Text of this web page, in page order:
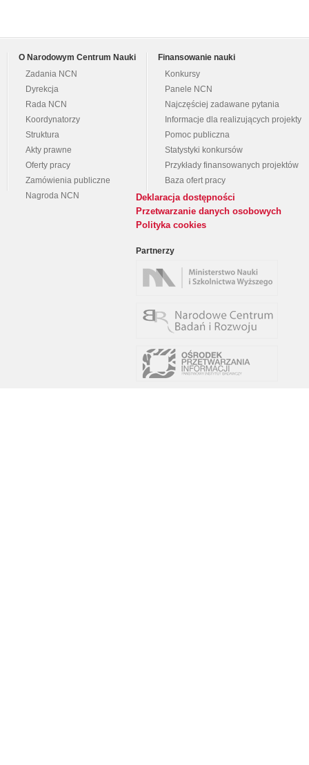
O Narodowym Centrum Nauki
Zadania NCN
Dyrekcja
Rada NCN
Koordynatorzy
Struktura
Akty prawne
Oferty pracy
Zamówienia publiczne
Nagroda NCN
Finansowanie nauki
Konkursy
Panele NCN
Najczęściej zadawane pytania
Informacje dla realizujących projekty
Pomoc publiczna
Statystyki konkursów
Przykłady finansowanych projektów
Baza ofert pracy
Deklaracja dostępności
Przetwarzanie danych osobowych
Polityka cookies
Partnerzy